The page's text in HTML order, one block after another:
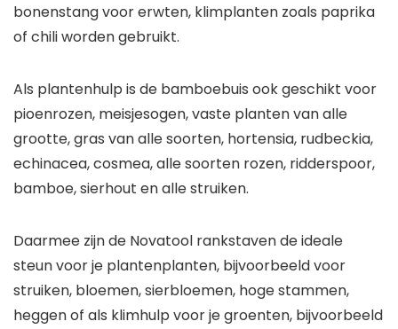
bonenstang voor erwten, klimplanten zoals paprika
of chili worden gebruikt.
Als plantenhulp is de bamboebuis ook geschikt voor
pioenrozen, meisjesogen, vaste planten van alle
grootte, gras van alle soorten, hortensia, rudbeckia,
echinacea, cosmea, alle soorten rozen, ridderspoor,
bamboe, sierhout en alle struiken.
Daarmee zijn de Novatool rankstaven de ideale
steun voor je plantenplanten, bijvoorbeeld voor
struiken, bloemen, sierbloemen, hoge stammen,
heggen of als klimhulp voor je groenten, bijvoorbeeld